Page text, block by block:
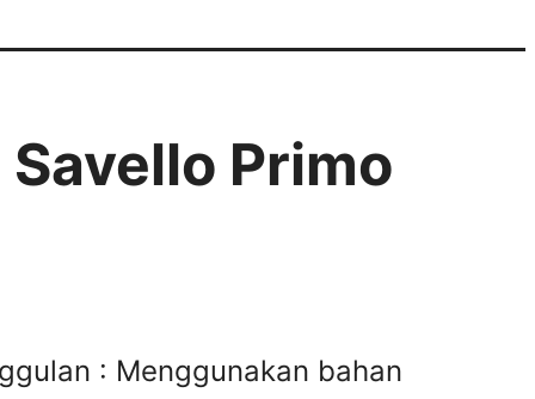
Primo
: Menggunakan bahan